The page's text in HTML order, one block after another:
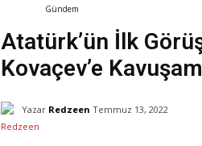
Gündem
Atatürk’ün İlk
Kovaçev’e
Yazar Redzeen Temmuz 13, 2022